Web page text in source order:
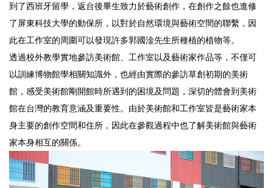
到了西班牙留學，返台後畢生致力於藝術創作，在創作之餘也進修
了屏東科技大學的動保所，以對於自然環境與藝術空間的聯繫，因
此在工作室的周圍可以發現許多郭國淦先生所種植的植物等。
透過校外教學實地參訪美術館、工作室以及藝術家作品等，不僅可
以訓練博物館學相關知識外，也經由實際的參訪草創初期的美術
館，感受美術館剛開館時所遇到的困境及問題，深切的體會到美術
館在台灣的教育意涵及重要性。由於美術館和工作室皆是藝術家本
身主要的創作空間和住所，因此在參觀過程中也了解美術館與藝術
家本身相互的關係。